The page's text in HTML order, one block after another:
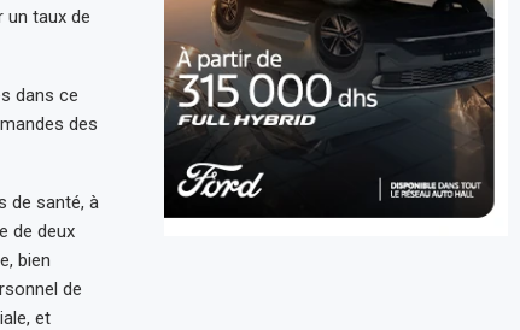
un taux de
dans ce
des
de santé, à
de deux
bien
de
et